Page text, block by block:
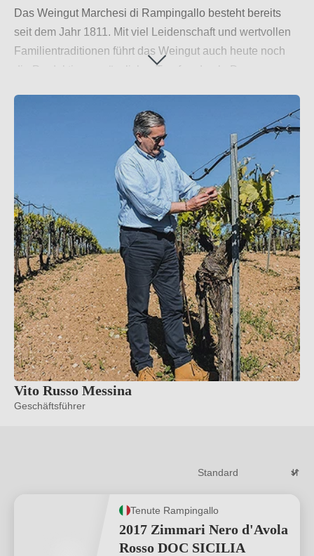
Das Weingut Marchesi di Rampingallo besteht bereits
seit dem Jahr 1811. Mit viel Leidenschaft und wertvollen
Familientraditionen führt das Weingut auch heute noch
die Produktion genüsslicher Tropfen durch. Das
Weine, deren Reben nach dem Alberello-System
Weiterlesen
Vito Russo Messina
Geschäftsführer
Tenute Rampingallo
2017 Zimmari Nero d'Avola
Rosso DOC SICILIA